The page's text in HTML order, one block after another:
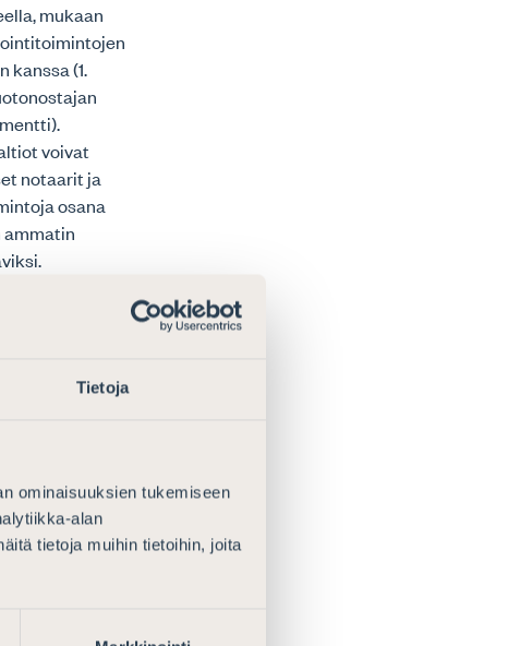
Tietoja
ominaisuuksien tukemiseen
alan
tietoja muihin tietoihin, joita
mukaan
kanssa (1.
voivat
notaarit ja
osana
ammatin
apulaisia ei
taikka 5 §
lain 40
voisi
yllä
ja
oltava